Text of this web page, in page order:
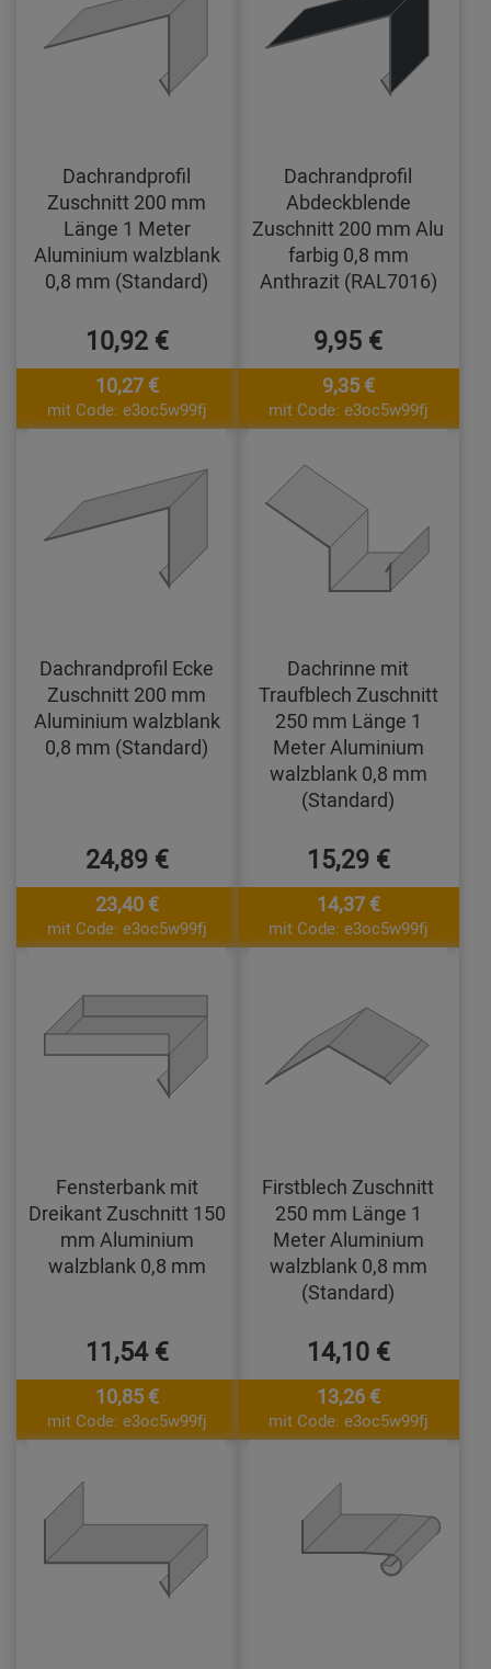
Dachrandprofil
Zuschnitt 200 mm
Länge 1 Meter
Aluminium walzblank
0,8 mm (Standard)
10,92 €
10,27 €
mit Code: e3oc5w99fj
Dachrandprofil
Abdeckblende
Zuschnitt 200 mm Alu
farbig 0,8 mm
Anthrazit (RAL7016)
9,95 €
9,35 €
mit Code: e3oc5w99fj
Dachrandprofil Ecke
Zuschnitt 200 mm
Aluminium walzblank
0,8 mm (Standard)
24,89 €
23,40 €
mit Code: e3oc5w99fj
Dachrinne mit
Traufblech Zuschnitt
250 mm Länge 1
Meter Aluminium
walzblank 0,8 mm
(Standard)
15,29 €
14,37 €
mit Code: e3oc5w99fj
Fensterbank mit
Dreikant Zuschnitt 150
mm Aluminium
walzblank 0,8 mm
11,54 €
10,85 €
mit Code: e3oc5w99fj
Firstblech Zuschnitt
250 mm Länge 1
Meter Aluminium
walzblank 0,8 mm
(Standard)
14,10 €
13,26 €
mit Code: e3oc5w99fj